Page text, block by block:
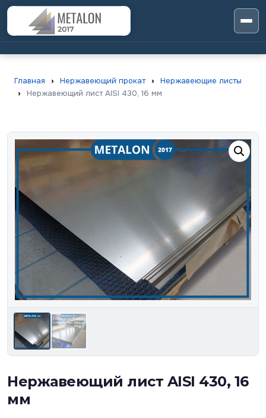
Главная › Нержавеющий прокат ›
Нержавеющие листы
›
Нержавеющий лист AISI 430, 16 мм
Нержавеющий лист AISI 430, 16
мм